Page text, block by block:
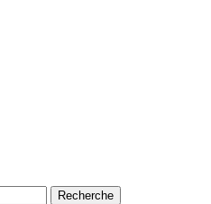
Recherche